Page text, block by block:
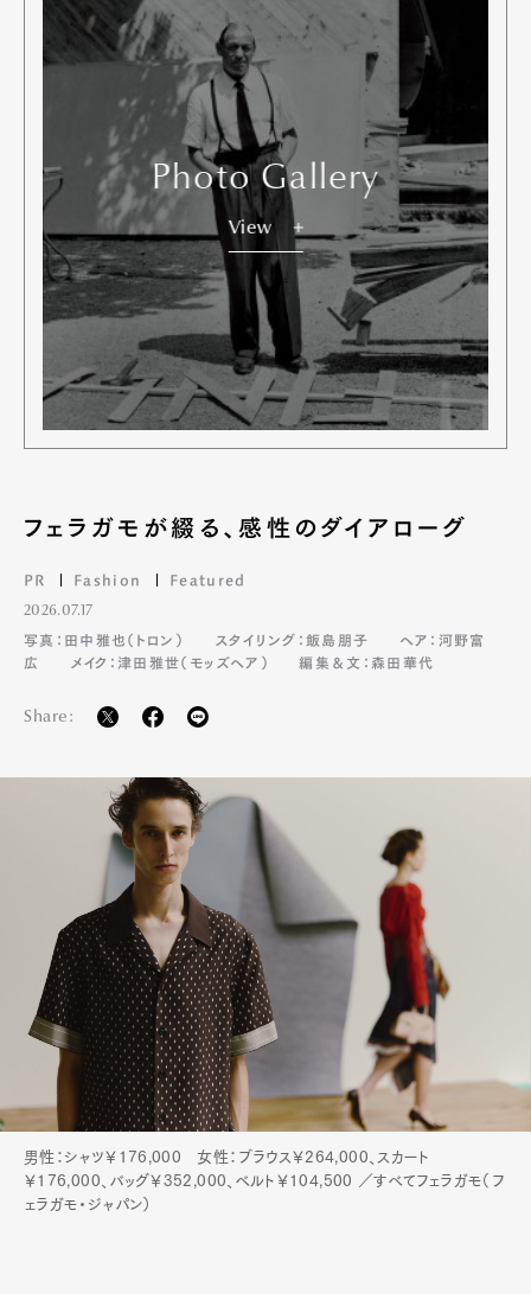
Photo Gallery
View
フェラガモが綴る、感性のダイアローグ
PR Fashion Featured
2026.07.17
写真：田中雅也（トロン）
スタイリング：飯島朋子
ヘア：河野富
広
メイク：津田雅世（モッズヘア） 編集＆文：森田華代
Share:
男性：シャツ￥176,000 女性：ブラウス￥264,000、スカート
￥176,000、バッグ￥352,000、ベルト￥104,500 ／すべてフェラガモ（フ
ェラガモ・ジャパン）